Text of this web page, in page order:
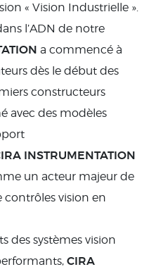
« Vision Industrielle ».
l’ADN de notre
a commencé à
dès le début des
constructeurs
avec des modèles
INSTRUMENTATION
un acteur majeur de
contrôles vision en
des systèmes vision
CIRA